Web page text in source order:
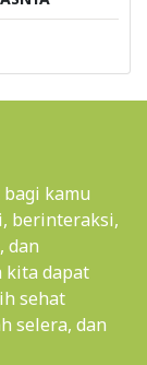
kamu
berinteraksi,
dan
kita dapat
sehat
selera, dan